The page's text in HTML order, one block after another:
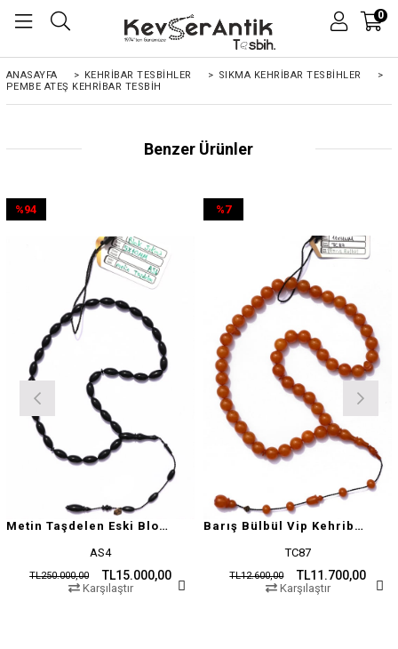
0
ANASAYFA > KEHRIBAR TESBIHLER > SIKMA KEHRİBAR TESBİHLER
>
PEMBE ATEŞ KEHRIBAR TESBIH
Benzer Ürünler
Metin Taşdelen Eski Blok Sıkma
AS4
TL15.000,00
TL250.000,00
%94
Karşılaştır
Barış Bülbül Vip Kehribar Tesbih
TC87
TL11.700,00
TL12.600,00
%7
Karşılaştır